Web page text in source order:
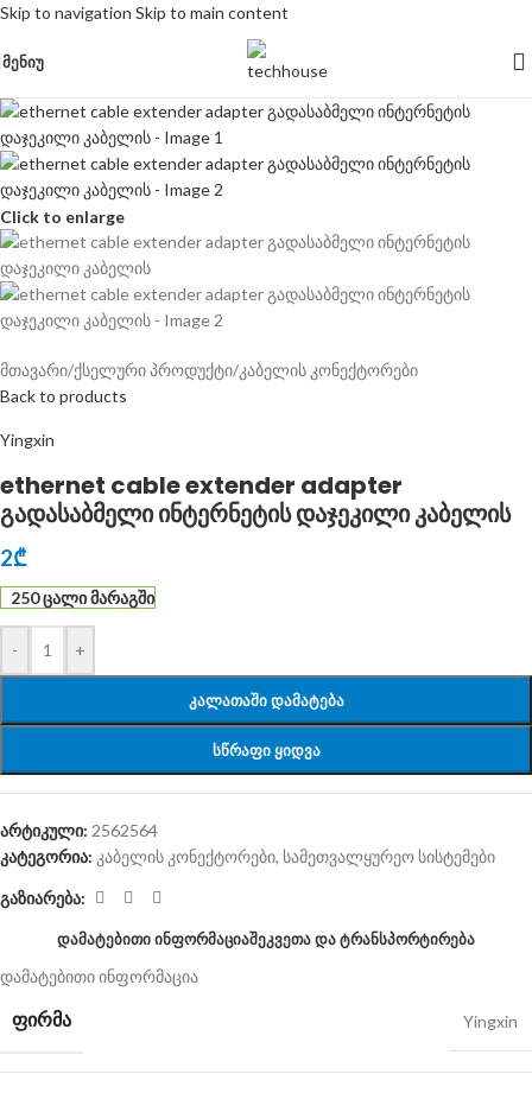
Skip to navigation Skip to main content
ᲛᲔᲜᲘᲣ
Click to enlarge
მთავარი/ქსელური პროდუქტი/კაბელის კონექტორები
Back to products
Yingxin
ethernet cable extender adapter
გადასაბმელი ინტერნეტის დაჯეკილი კაბელის
2₾
250 ცალი მარაგში
- +
ᲙᲐᲚᲐᲗᲐᲨᲘ ᲓᲐᲛᲐᲢᲔᲑᲐ
ᲡᲬᲠᲐᲤᲘ ᲧᲘᲓᲕᲐ
არტიკული: 2562564
კატეგორია: კაბელის კონექტორები, სამეთვალყურეო სისტემები
გაზიარება:
ᲓᲐᲛᲐᲢᲔᲑᲘᲗᲘ ᲘᲜᲤᲝᲠᲛᲐᲪᲘᲐᲨᲔᲙᲕᲔᲗᲐ ᲓᲐ ᲢᲠᲐᲜᲡᲞᲝᲠᲢᲘᲠᲔᲑᲐ
დამატებითი ინფორმაცია
ᲤᲘᲠᲛᲐ Yingxin